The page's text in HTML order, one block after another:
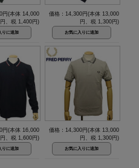
円(本体 14,000
円、税 1,400円)
価格：14,300円(本体 13,000
円、税 1,300円)
円(本体 16,000
円、税 1,600円)
価格：14,300円(本体 13,000
円、税 1,300円)